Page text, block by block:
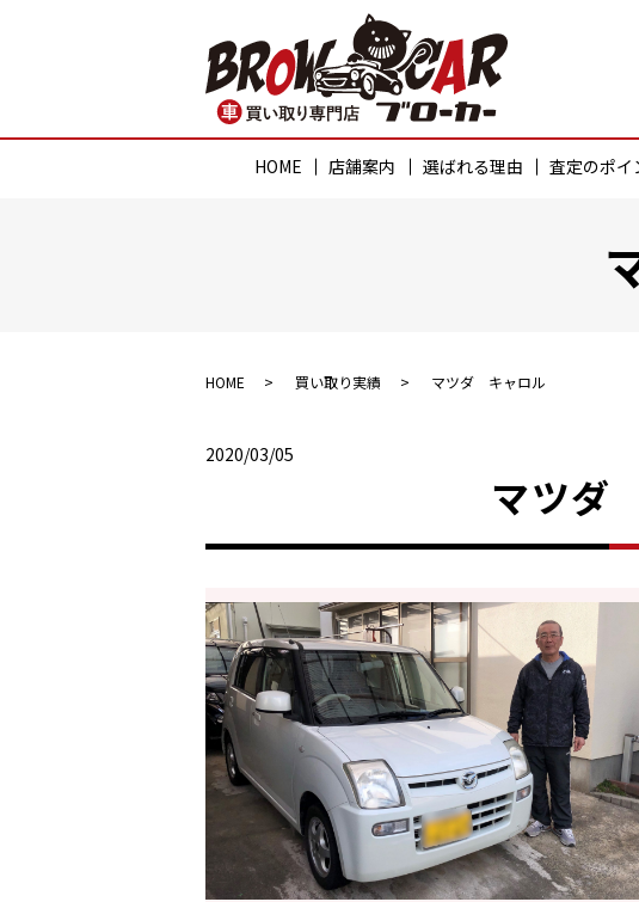
HOME 店舗案内 選ばれる理由 査定のポイ
HOME 買い取り実績 マツダ キャロル
2020/03/05
マツダ